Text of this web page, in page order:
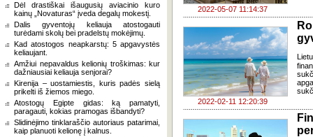
Dėl drastiškai išaugusių aviacinio kuro
kainų „Novaturas“ įveda degalų mokestį.
Dalis gyventojų keliauja atostogauti
turėdami skolų bei pradelstų mokėjimų.
Kad atostogos neapkarstų: 5 apgavystės
keliaujant.
Amžiui nepavaldus kelionių troškimas: kur
dažniausiai keliauja senjorai?
Kirenija – uostamiestis, kuris padės sielą
prikelti iš žiemos miego.
Atostogų Egipte gidas: ką pamatyti,
paragauti, kokias pramogas išbandyti?
Slidinėjimo tinklaraščio autoriaus patarimai,
kaip planuoti kelionę į kalnus.
2022-05-07 11:14:37
2022-02-11 12:20:39